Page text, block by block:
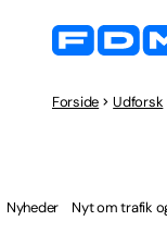
Forside Udforsk
Nyheder Nyt om trafik